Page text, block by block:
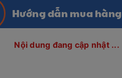
Hướng dẫn mua hàng
Nội dung đang cập nhật ...